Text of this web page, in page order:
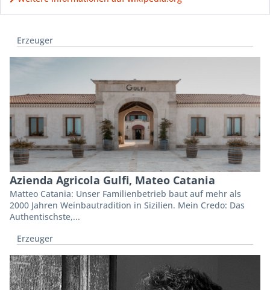
Erzeuger
Azienda Agricola Gulfi, Mateo Catania
Matteo Catania: Unser Familienbetrieb baut auf mehr als
2000 Jahren Weinbautradition in Sizilien. Mein Credo: Das
Authentischste,...
Erzeuger